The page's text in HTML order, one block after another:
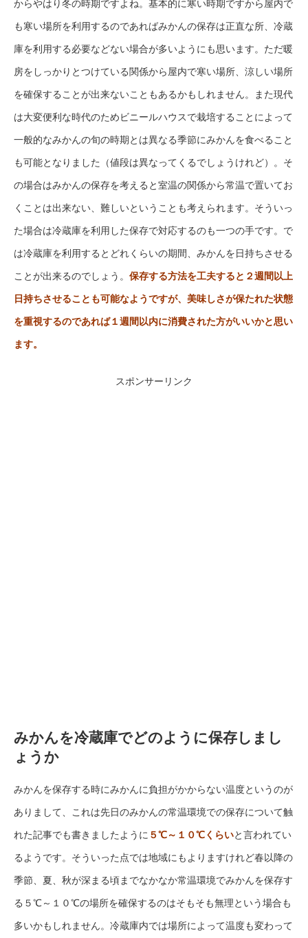
からやはり冬の時期ですよね。基本的に寒い時期ですから屋内で
も寒い場所を利用するのであればみかんの保存は正直な所、冷蔵
庫を利用する必要などない場合が多いようにも思います。ただ暖
房をしっかりとつけている関係から屋内で寒い場所、涼しい場所
を確保することが出来ないこともあるかもしれません。また現代
は大変便利な時代のためビニールハウスで栽培することによって
一般的なみかんの旬の時期とは異なる季節にみかんを食べること
も可能となりました（値段は異なってくるでしょうけれど）。そ
の場合はみかんの保存を考えると室温の関係から常温で置いてお
くことは出来ない、難しいということも考えられます。そういっ
た場合は冷蔵庫を利用した保存で対応するのも一つの手です。で
は冷蔵庫を利用するとどれくらいの期間、みかんを日持ちさせる
ことが出来るのでしょう。 保存する方法を工夫すると２週間以上
日持ちさせることも可能なようですが、美味しさが保たれた状態
を重視するのであれば１週間以内に消費された方がいいかと思い
ます。
スポンサーリンク
みかんを冷蔵庫でどのように保存しまし
ょうか
みかんを保存する時にみかんに負担がかからない温度というのが
ありまして、これは先日のみかんの常温環境での保存について触
れた記事でも書きましたように ５℃～１０℃くらいと言われてい
るようです。そういった点では地域にもよりますけれど春以降の
季節、夏、秋が深まる頃までなかなか常温環境でみかんを保存す
る５℃～１０℃の場所を確保するのはそもそも無理という場合も
多いかもしれません。冷蔵庫内では場所によって温度も変わって